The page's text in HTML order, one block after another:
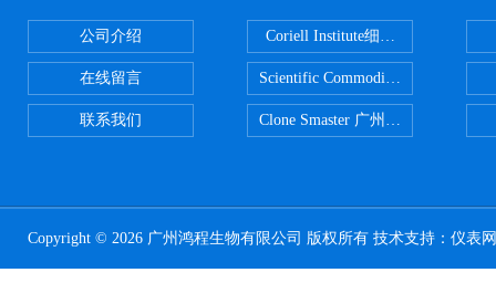
公司介绍
在线留言
联系我们
Scientific CommoditiesPE管 广州
Clone Smaster 广州鸿程代理
Copyright © 2026 广州鸿程生物有限公司 版权所有 技术支持： 仪表网